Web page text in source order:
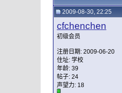
2009-08-30, 22:25
cfchenchen
初级会员
注册日期: 2009-06-20
住址: 学校
年龄: 39
帖子: 24
声望力: 18